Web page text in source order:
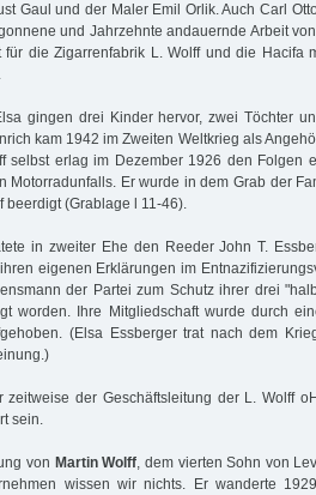
Gaul und der Maler Emil Orlik. Auch Carl
und Jahrzehnte andauernde Arbeit
für die Zigarrenfabrik L. Wolff und die Hacifa
gingen drei Kinder hervor, zwei Töchter
kam 1942 im Zweiten Weltkrieg als
selbst erlag im Dezember 1926 den Folgen
Motorradunfalls. Er wurde in dem Grab der
beerdigt (Grablage l 11-46).
in zweiter Ehe den Reeder John T.
eigenen Erklärungen im
der Partei zum Schutz ihrer drei
worden. Ihre Mitgliedschaft wurde durch
(Elsa Essberger trat nach dem
zeitweise der Geschäftsleitung der L. Wolff
sein.
von Martin Wolff, dem vierten Sohn von
wissen wir nichts. Er wanderte